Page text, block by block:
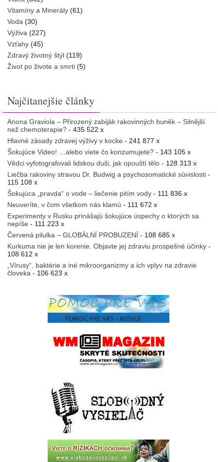
Vitamíny a Minerály (61)
Voda (30)
Výživa (227)
Vzťahy (45)
Zdravý životný štýl (119)
Život po živote a smrti (5)
Najčitanejšie články
Anona Graviola – Přirozený zabiják rakovinných buněk – Silnější
než chemoterapie? - 435 522 x
Hlavné zásady zdravej výživy v kocke - 241 877 x
Šokujúce Video! …alebo viete čo konzumujete? - 143 105 x
Vědci vyfotografovali lidskou duši, jak opouští tělo - 128 313 x
Liečba rakoviny stravou Dr. Budwig a psychosomatické súvislosti -
115 108 x
Šokujúca „pravda“ o vode – liečenie pitím vody - 111 836 x
Neuveríte, v čom všetkom nás klamú - 111 672 x
Experimenty v Rusku prinášajú šokujúce úspechy o ktorých sa
nepíše - 111 223 x
Červená pilulka – GLOBÁLNÍ PROBUZENÍ - 108 685 x
Kurkuma nie je len korenie. Objavte jej zdraviu prospešné účinky -
108 612 x
„Vírusy“, baktérie a iné mikroorganizmy a ich vplyv na zdravie
človeka - 106 623 x